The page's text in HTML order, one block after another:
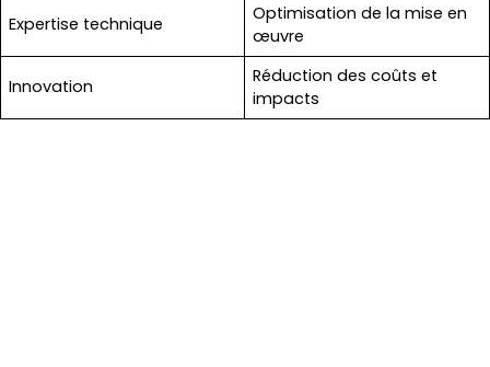
Expertise technique
Optimisation de la mise en
œuvre
Innovation
Réduction des coûts et
impacts